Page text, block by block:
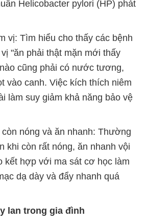
Helicobacter pylori (HP) phát
vị: Tìm hiểu cho thấy các bệnh
"ăn phải thật mặn mới thấy
cũng phải có nước tương,
vào canh. Việc kích thích niêm
làm suy giảm khả năng bảo vệ
nóng và ăn nhanh: Thường
khi còn rất nóng, ăn nhanh vội
kết hợp với ma sát cơ học làm
dạ dày và đẩy nhanh quá
lan trong gia đình